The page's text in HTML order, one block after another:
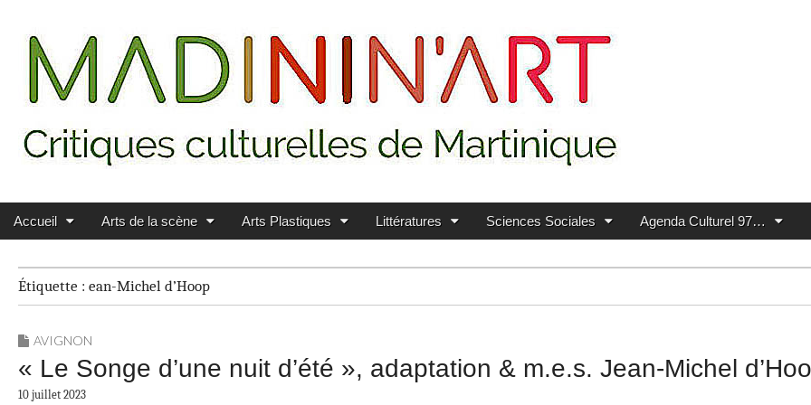
MADININ'ART
Main menu
Skip to content
Accueil Arts de la scène Arts Plastiques Littératures Sciences Sociales Agenda Culturel 97…
Étiquette : ean-Michel d’Hoop
AVIGNON
« Le Songe d’une nuit d’été », adaptation & m.e.s. Jean-Michel
10 juillet 2023